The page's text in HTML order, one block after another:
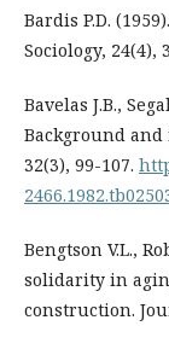
Bardis P.D.
Sociology, 24(4),
Bavelas J.B.,
Background
32(3), 99-107.
Bengtson V.L.,
solidarity in
construction.